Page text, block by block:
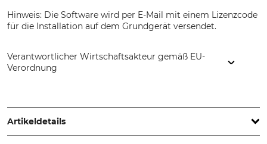
Hinweis: Die Software wird per E-Mail mit einem Lizenzcode
für die Installation auf dem Grundgerät versendet.
Verantwortlicher Wirtschaftsakteur gemäß EU-
Verordnung
Sweden, www.haglofsweden.com
Artikeldetails